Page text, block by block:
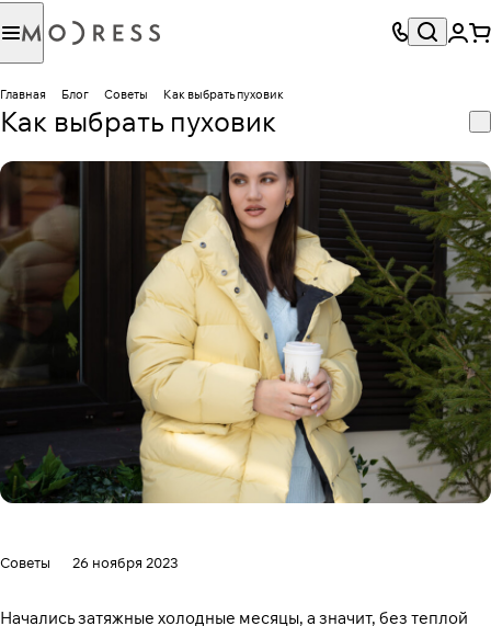
Главная Блог Советы Как выбрать пуховик
Как выбрать пуховик
Советы 26 ноября 2023
Начались затяжные холодные месяцы, а значит, без теплой